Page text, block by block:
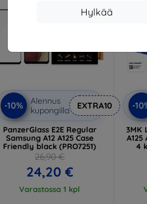
Hylkää
-10%
Alennus
kupongilla
EXTRA10
PanzerGlass E2E Regular
Samsung A12 A125 Case
Friendly black (PRO7251)
26,90 €
24,20 €
Varastossa 1 kpl
-
3MK
4